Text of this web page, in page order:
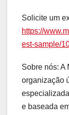
Solicite um
https://
est-sample/
Sobre nós: A
organização
e baseada